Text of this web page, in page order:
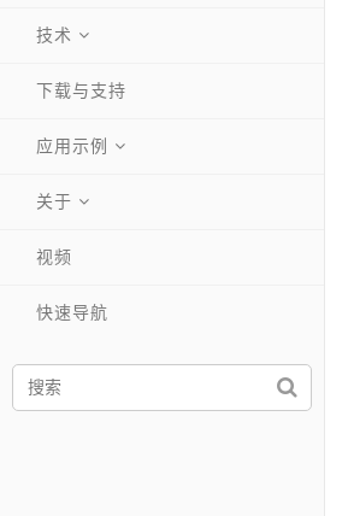
技术
下载与支持
应用示例
关于
视频
快速导航